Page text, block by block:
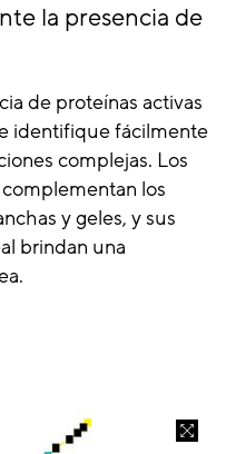
la presencia de
de proteínas activas
identifique fácilmente
complejas. Los
los
y geles, y sus
brindan una